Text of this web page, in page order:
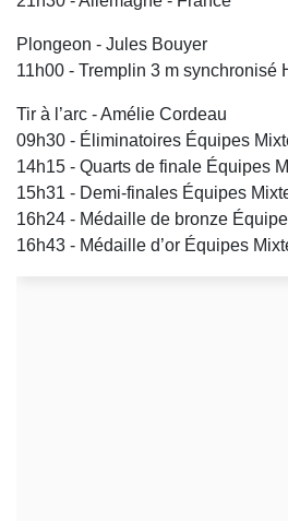
Plongeon - Jules Bouyer
11h00 - Tremplin 3 m synchronisé
Tir à l’arc - Amélie Cordeau
09h30 - Éliminatoires Équipes
14h15 - Quarts de finale Équipes
15h31 - Demi-finales Équipes
16h24 - Médaille de bronze
16h43 - Médaille d’or Équipes